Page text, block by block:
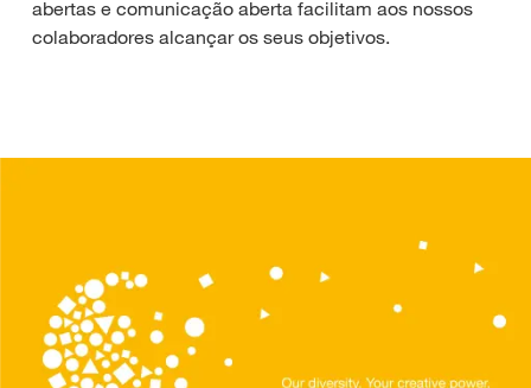
abertas e comunicação aberta facilitam aos nossos
colaboradores alcançar os seus objetivos.